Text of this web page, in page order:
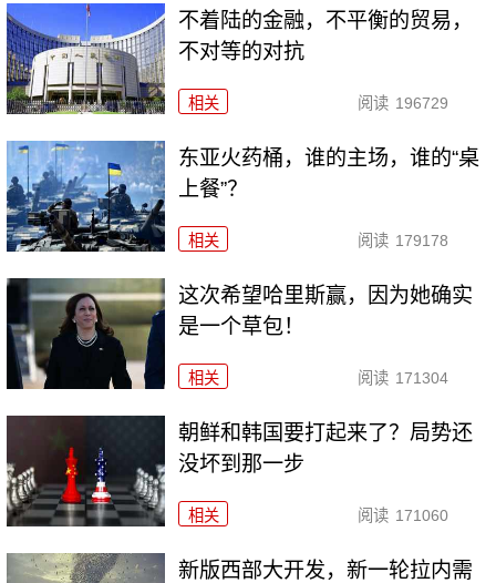
不着陆的金融，不平衡的贸易，
不对等的对抗
相关 阅读 196729
东亚火药桶，谁的主场，谁的“桌
上餐”？
相关 阅读 179178
这次希望哈里斯赢，因为她确实
是一个草包！
相关 阅读 171304
朝鲜和韩国要打起来了？局势还
没坏到那一步
相关 阅读 171060
新版西部大开发，新一轮拉内需